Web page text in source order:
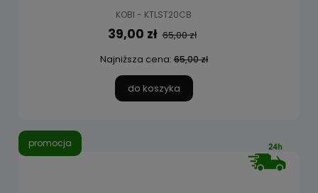
KOBI - KTLST20CB
39,00 zł 65,00 zł
Najniższa cena:65,00 zł
do koszyka
promocja